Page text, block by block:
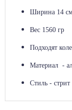
Ширина 14
Вес 1560 гр
Подходят
Материал -
Стиль - стрит